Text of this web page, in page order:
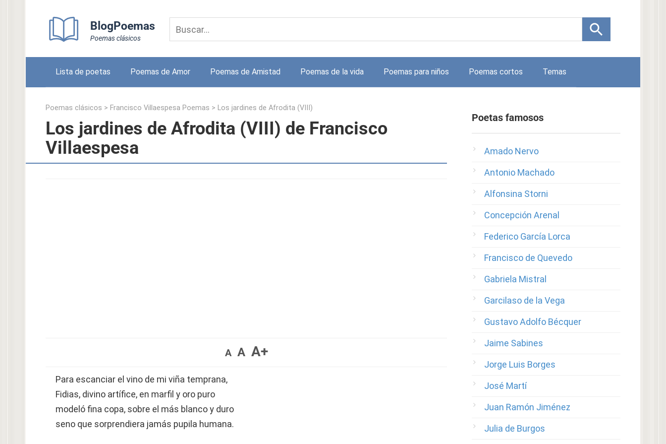
BlogPoemas
Poemas clásicos
Lista de poetas Poemas de Amor Poemas de Amistad Poemas de la vida Poemas para niños Poemas cortos Temas
Poemas clásicos > Francisco Villaespesa Poemas > Los jardines de Afrodita (VIII)
Los jardines de Afrodita (VIII) de Francisco
Villaespesa
A A A+
Para escanciar el vino de mi viña temprana,
Fidias, divino artífice, en marfil y oro puro
modeló fina copa, sobre el más blanco y duro
seno que sorprendiera jamás pupila humana.
Poetas famosos
Amado Nervo
Antonio Machado
Alfonsina Storni
Concepción Arenal
Federico García Lorca
Francisco de Quevedo
Gabriela Mistral
Garcilaso de la Vega
Gustavo Adolfo Bécquer
Jaime Sabines
Jorge Luis Borges
José Martí
Juan Ramón Jiménez
Julia de Burgos